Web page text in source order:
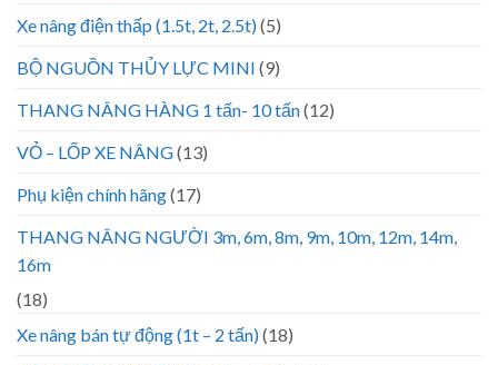
Xe nâng điện thấp (1.5t, 2t, 2.5t)(5)
BỘ NGUỒN THỦY LỰC MINI (9)
THANG NÂNG HÀNG 1 tấn- 10 tấn(12)
VỎ – LỐP XE NÂNG(13)
Phụ kiện chính hãng(17)
THANG NÂNG NGƯỜI 3m, 6m, 8m, 9m, 10m, 12m, 14m,
16m
(18)
Xe nâng bán tự động (1t – 2 tấn)(18)